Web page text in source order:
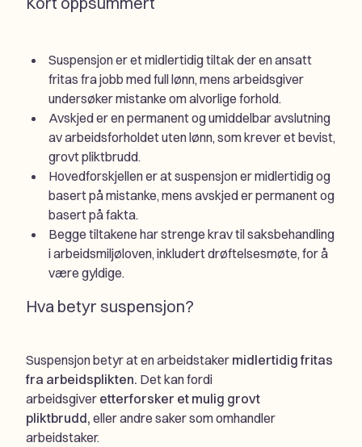
Suspensjon er et midlertidig tiltak der en ansatt
fritas fra jobb med full lønn, mens arbeidsgiver
undersøker mistanke om alvorlige forhold.
Avskjed er en permanent og umiddelbar avslutning
av arbeidsforholdet uten lønn, som krever et bevist,
grovt pliktbrudd.
Hovedforskjellen er at suspensjon er midlertidig og
basert på mistanke, mens avskjed er permanent og
basert på fakta.
Begge tiltakene har strenge krav til saksbehandling
i arbeidsmiljøloven, inkludert drøftelsesmøte, for å
være gyldige.
Hva betyr suspensjon?
Suspensjon betyr at en arbeidstaker midlertidig fritas
fra arbeidsplikten. Det kan fordi
arbeidsgiver etterforsker et mulig grovt
pliktbrudd, eller andre saker som omhandler
arbeidstaker.